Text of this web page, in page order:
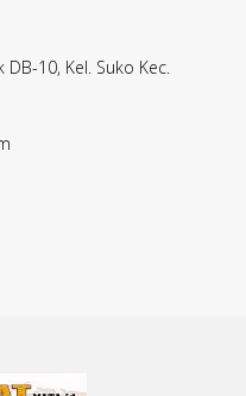
10, Kel. Suko Kec.